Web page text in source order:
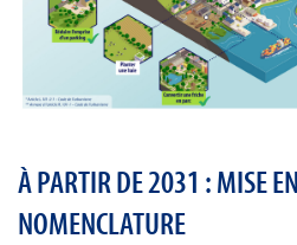
À PARTIR DE 2031 : MISE
NOMENCLATURE